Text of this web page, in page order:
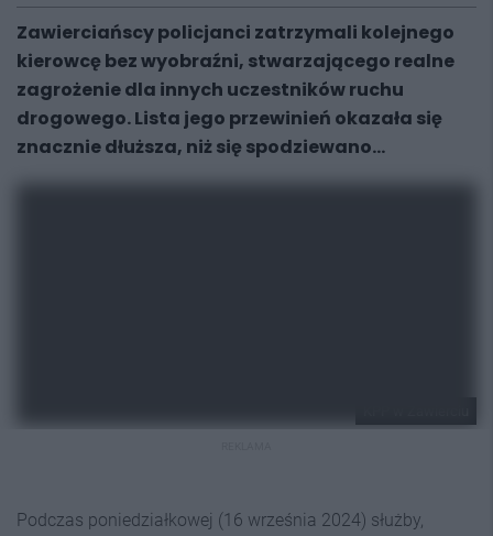
Zawierciańscy policjanci zatrzymali kolejnego
kierowcę bez wyobraźni, stwarzającego realne
zagrożenie dla innych uczestników ruchu
drogowego. Lista jego przewinień okazała się
znacznie dłuższa, niż się spodziewano...
Podczas poniedziałkowej (16 września 2024) służby,